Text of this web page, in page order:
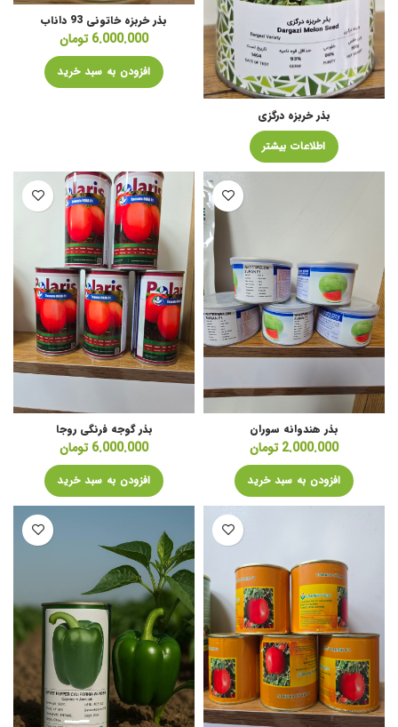
بذر خربزه درگزی
اطلاعات بیشتر
بذر خربزه خاتونی 93 داناب
6.000.000 تومان
افزودن به سبد خرید
بذر هندوانه سوران
2.000.000 تومان
افزودن به سبد خرید
بذر گوجه فرنگی روجا
6.000.000 تومان
افزودن به سبد خرید